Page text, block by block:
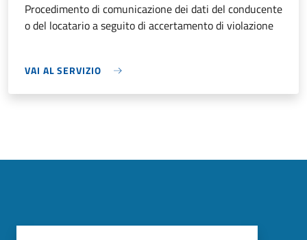
Procedimento di comunicazione dei dati del conducente
o del locatario a seguito di accertamento di violazione
VAI AL SERVIZIO